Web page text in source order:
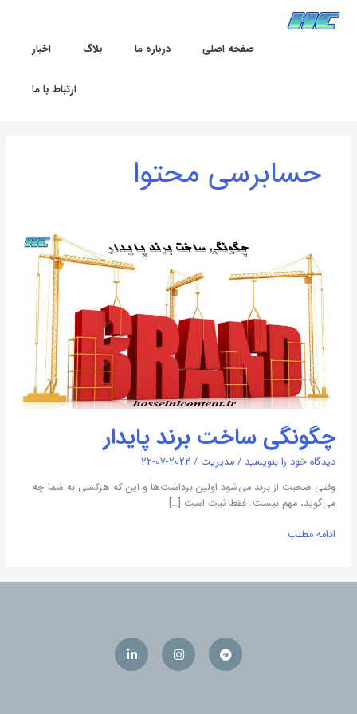
پرش
صفحه اصلی درباره ما بلاگ اخبار
ارتباط با ما
حسابرسی محتوا
چگونگی ساخت برند پایدار
دیدگاه‌ خود را بنویسید / مدیریت /
2022-07-22
وقتی صحبت از برند می‌شود اولین برداشت‌ها و این که هرکسی به شما چه
می‌گوید، مهم نیست. فقط ثبات است […]
ساخت
برند
پایدار
ادامه مطلب
Telegram
Instagram
Linkedin-
in